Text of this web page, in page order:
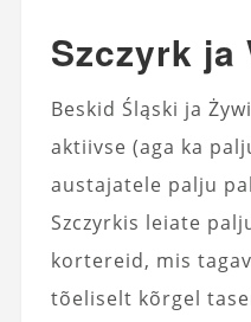
Szczyrk ja
Beskid Śląski ja
aktiivse (aga ka
austajatele palju
Szczyrkis leiate
kortereid, mis
tõeliselt kõrgel